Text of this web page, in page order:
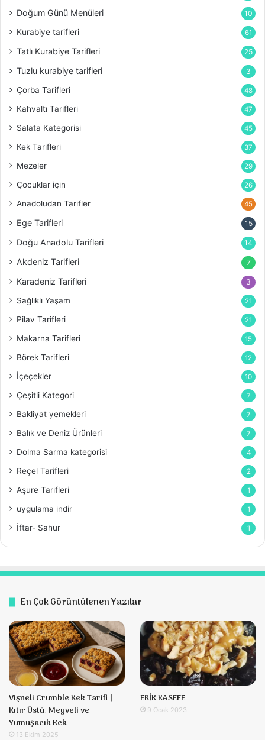
Doğum Günü Menüleri 10
Kurabiye tarifleri 61
Tatlı Kurabiye Tarifleri 25
Tuzlu kurabiye tarifleri 3
Çorba Tarifleri 48
Kahvaltı Tarifleri 47
Salata Kategorisi 45
Kek Tarifleri 37
Mezeler 29
Çocuklar için 26
Anadoludan Tarifler 45
Ege Tarifleri 15
Doğu Anadolu Tarifleri 14
Akdeniz Tarifleri 7
Karadeniz Tarifleri 3
Sağlıklı Yaşam 21
Pilav Tarifleri 21
Makarna Tarifleri 15
Börek Tarifleri 12
İçeçekler 10
Çeşitli Kategori 7
Bakliyat yemekleri 7
Balık ve Deniz Ürünleri 7
Dolma Sarma kategorisi 4
Reçel Tarifleri 2
Aşure Tarifleri 1
uygulama indir 1
İftar- Sahur 1
En Çok Görüntülenen Yazılar
Vişneli Crumble Kek Tarifi |
Kıtır Üstü, Meyveli ve
Yumuşacık Kek
13 Ekim 2025
ERİK KASEFE
9 Ocak 2023